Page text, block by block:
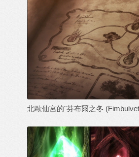
北歐仙宮的"芬布爾之冬